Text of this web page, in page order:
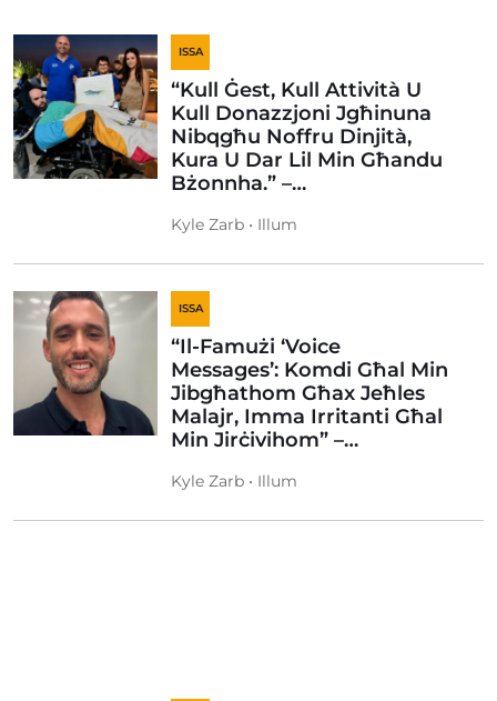
ISSA
“Kull Ġest, Kull Attività U
Kull Donazzjoni Jgħinuna
Nibqgħu Noffru Dinjità,
Kura U Dar Lil Min Għandu
Bżonnha.” –…
Kyle Zarb • Illum
ISSA
“Il-Famużi ‘Voice
Messages’: Komdi Għal Min
Jibgħathom Għax Jeħles
Malajr, Imma Irritanti Għal
Min Jirċivihom” –…
Kyle Zarb • Illum